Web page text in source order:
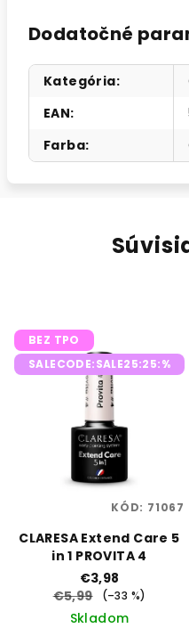
Dodatočné
Kategória:
EAN:
Farba:
BEZ TPO
SALECODE:SALE25:25:%
CLARESA Extend Care 5
in 1 PROVITA 4
€3,98
€5,99
(–33 %)
Skladom
KÓD: 71067